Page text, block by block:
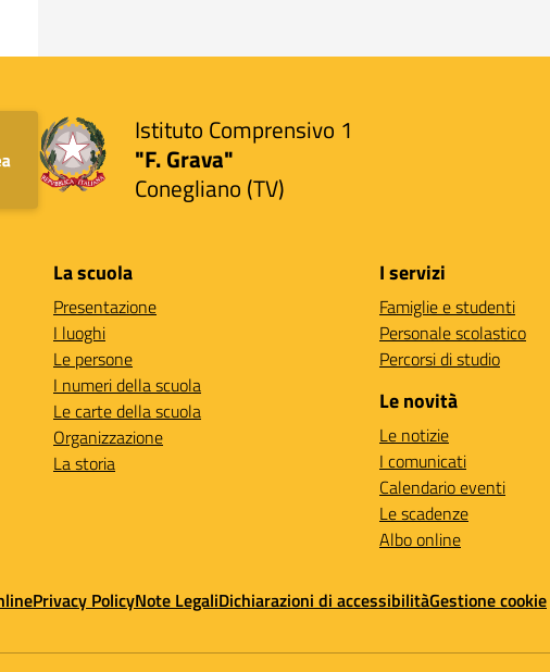
Istituto Comprensivo 1
"F. Grava"
Conegliano (TV)
La scuola
Presentazione
I luoghi
Le persone
I numeri della scuola
Le carte della scuola
Organizzazione
La storia
I servizi
Famiglie e studenti
Personale scolastico
Percorsi di studio
Le novità
Le notizie
I comunicati
Calendario eventi
Le scadenze
Albo online
Privacy PolicyNote LegaliDichiarazioni di accessibilitàGestione cookie